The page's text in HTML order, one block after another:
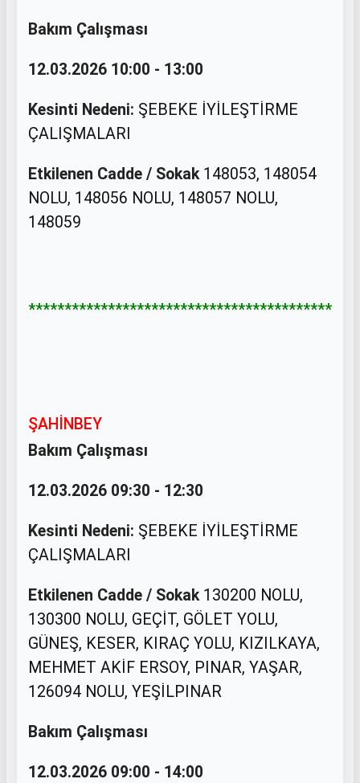
Bakım Çalışması
12.03.2026 10:00 - 13:00
Kesinti Nedeni: ŞEBEKE İYİLEŞTİRME
ÇALIŞMALARI
Etkilenen Cadde / Sokak148053, 148054
NOLU, 148056 NOLU, 148057 NOLU,
148059
******************************************
ŞAHİNBEY
Bakım Çalışması
12.03.2026 09:30 - 12:30
Kesinti Nedeni: ŞEBEKE İYİLEŞTİRME
ÇALIŞMALARI
Etkilenen Cadde / Sokak130200 NOLU,
130300 NOLU, GEÇİT, GÖLET YOLU,
GÜNEŞ, KESER, KIRAÇ YOLU, KIZILKAYA,
MEHMET AKİF ERSOY, PINAR, YAŞAR,
126094 NOLU, YEŞİLPINAR
Bakım Çalışması
12.03.2026 09:00 - 14:00